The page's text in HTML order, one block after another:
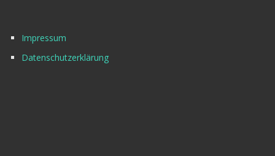
Impressum
Datenschutzerklärung